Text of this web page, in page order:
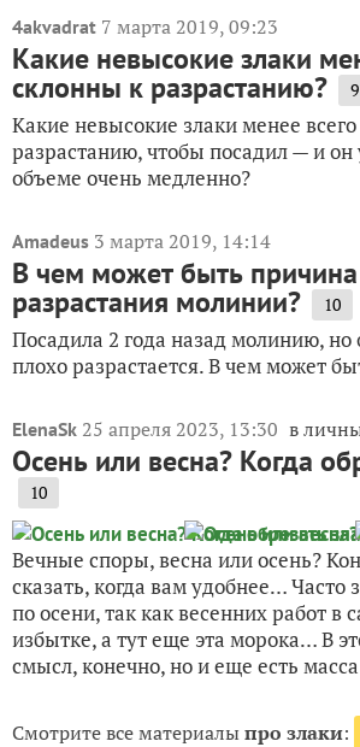
4akvadrat 7 марта 2019, 09:23
Какие невысокие злаки
склонны к разрастанию? 9
Какие невысокие злаки менее
разрастанию, чтобы посадил — и он
объеме очень медленно?
Amadeus 3 марта 2019, 14:14
В чем может быть
разрастания молинии? 10
Посадила 2 года назад молинию, но
плохо разрастается. В чем может
ElenaSk 25 апреля 2023, 13:30 в
Осень или весна? Когда
10
Вечные споры, весна или осень?
сказать, когда вам удобнее… Часто
по осени, так как весенних работ в
избытке, а тут еще эта морока… В
смысл, конечно, но и еще есть
Смотрите все материалыпро злаки: